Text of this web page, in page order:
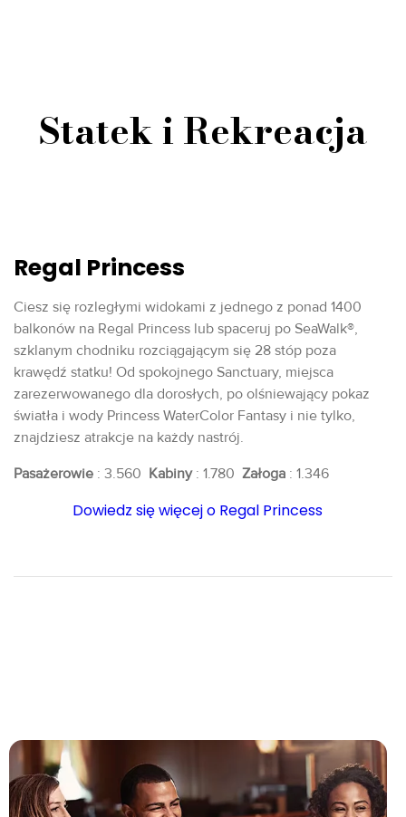
Statek i Rekreacja
Regal Princess
Ciesz się rozległymi widokami z jednego z ponad 1400
balkonów na Regal Princess lub spaceruj po SeaWalk®,
szklanym chodniku rozciągającym się 28 stóp poza
krawędź statku! Od spokojnego Sanctuary, miejsca
zarezerwowanego dla dorosłych, po olśniewający pokaz
światła i wody Princess WaterColor Fantasy i nie tylko,
znajdziesz atrakcje na każdy nastrój.
Pasażerowie : 3.560 Kabiny: 1.780 Załoga : 1.346
Dowiedz się więcej o Regal Princess